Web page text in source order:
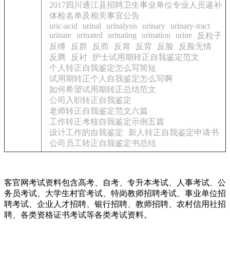
2017四川通江县招聘卫生事业单位专业人员递补
体检名单及相关事宜公告
uric-acid
urinal urinalysis urinary urinary-tract
urinate urinated urinating urination urine
反粒子
反缚
反群 反而 反胃 反背 反脸
反脸无情
反腾
反衬 护士试用期转正自我鉴定范文
个人转正自我鉴定怎么写简短
试用期转正个人自我鉴定怎么写啊
如何希望试用期转正总结范文
公司入职转正自我鉴定
老师转正自我鉴定范文六篇
工作转正考核自我鉴定示例五篇
设计工作的自我鉴定
新人转正自我鉴定申请书
公司员工转正自我鉴定书总结
客官网考试资料包含高考、自考、专升本考试、人事考试、公
务员考试、大学生村官考试、特岗教师招聘考试、事业单位招
聘考试、企业人才招聘、银行招聘、教师招聘、农村信用社招
聘、各类资格证书考试等各类考试资料。